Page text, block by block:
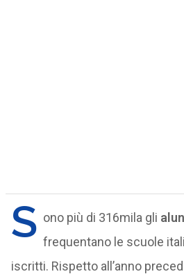
S ono più di 316mila gli
frequentano le scuole
iscritti. Rispetto all’anno